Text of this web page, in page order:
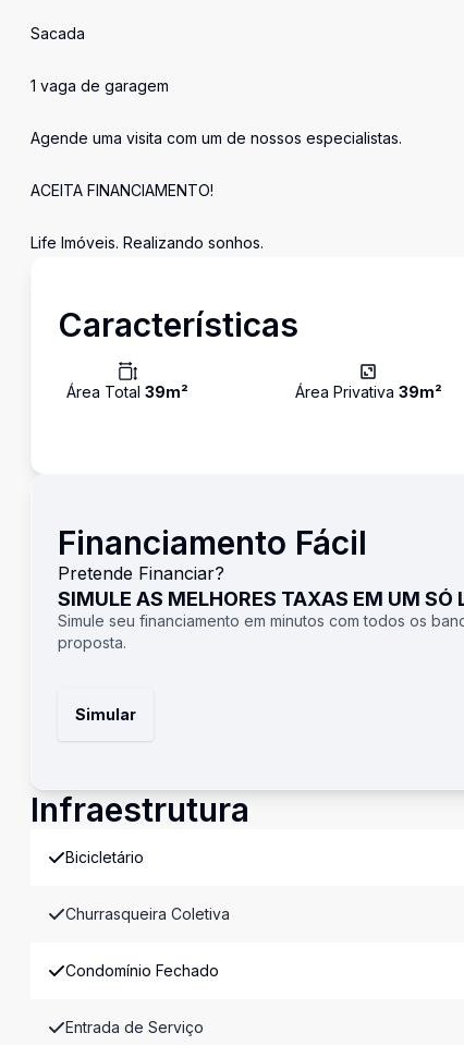
Sacada
1 vaga de garagem
Agende uma visita com um de nossos especialistas.
ACEITA FINANCIAMENTO!
Life Imóveis. Realizando sonhos.
Características
Área Total 39m² Área Privativa 39m²
Financiamento Fácil
Pretende Financiar?
SIMULE AS MELHORES TAXAS EM UM SÓ
Simule seu financiamento em minutos com todos os
proposta.
Simular
Infraestrutura
Bicicletário
Churrasqueira Coletiva
Condomínio Fechado
Entrada de Serviço